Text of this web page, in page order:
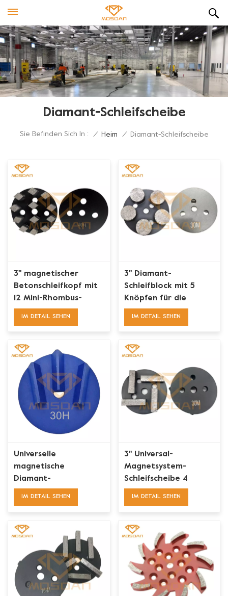
Diamant-Schleifscheibe
Sie Befinden Sich In : / Heim / Diamant-Schleifscheibe
3'' magnetischer
Betonschleifkopf mit
12 Mini-Rhombus-
Segmenten
IM DETAIL SEHEN
3'' Diamant-
Schleifblock mit 5
Knöpfen für die
Betonbodenvorbereitung
IM DETAIL SEHEN
Universelle
magnetische
Diamant-
Schleifscheibe mit drei
IM DETAIL SEHEN
3'' Universal-
Magnetsystem-
Schleifscheibe 4
Stangen für gängige
IM DETAIL SEHEN